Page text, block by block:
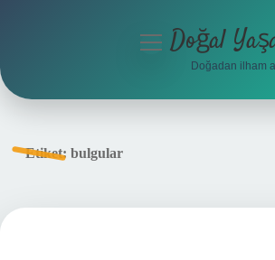
menüyüDoğal
Doğadan ilham
Etiket: bulgular